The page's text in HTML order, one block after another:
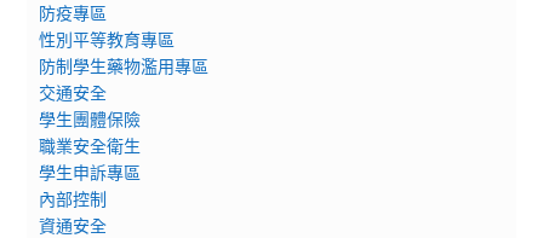
防疫專區
性別平等教育專區
防制學生藥物濫用專區
交通安全
學生團體保險
職業安全衛生
學生申訴專區
內部控制
資通安全